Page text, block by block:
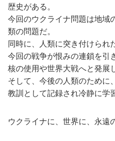
歴史がある。
今回のウクライナ問題は地域
類の問題だ。
同時に、人類に突き付けられ
今回の戦争が恨みの連鎖を引
核の使用や世界大戦へと発展
そして、今後の人類のために、
教訓として記録され冷静に学
ウクライナに、世界に、永遠